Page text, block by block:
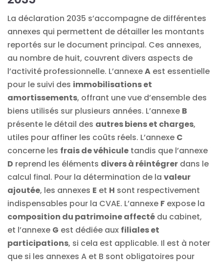
La déclaration 2035 s’accompagne de différentes
annexes qui permettent de détailler les montants
reportés sur le document principal. Ces annexes,
au nombre de huit, couvrent divers aspects de
l’activité professionnelle. L’annexeA est essentielle
pour le suivi des immobilisations et
amortissements, offrant une vue d’ensemble des
biens utilisés sur plusieurs années. L’annexe B
présente le détail des autres biens et charges,
utiles pour affiner les coûts réels. L’annexe C
concerne les frais de véhicule tandis que l’annexe
D reprend les éléments divers à réintégrer dans le
calcul final. Pour la détermination de la valeur
ajoutée, les annexes E et H sont respectivement
indispensables pour la CVAE. L’annexe F expose la
composition du patrimoine affecté du cabinet,
et l’annexe G est dédiée aux filiales et
participations, si cela est applicable. Il est à noter
que si les annexes A et B sont obligatoires pour